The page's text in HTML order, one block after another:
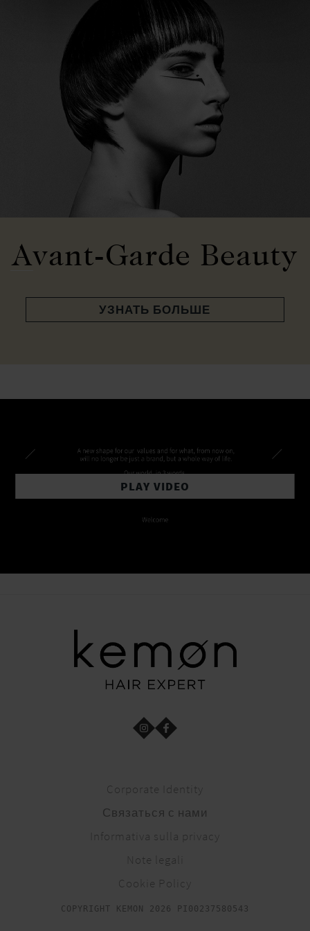
Avant-Garde Beauty
УЗНАТЬ БОЛЬШЕ
PLAY VIDEO
Corporate Identity
Связаться с нами
Informativa sulla privacy
Note legali
Cookie Policy
COPYRIGHT KEMON 2026 PI00237580543